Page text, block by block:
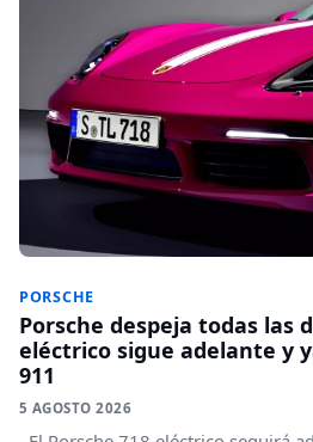
PORSCHE
Porsche despeja todas las
eléctrico sigue adelante y
911
5 AGOSTO 2026